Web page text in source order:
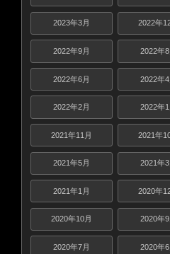
2023年3月 2022年
2022年9月 2022年8
2022年6月 2022年4
2022年2月 2022年1
2021年11月 2021年
2021年5月 2021年3
2021年1月 2020年
2020年10月 2020年9
2020年7月 2020年6